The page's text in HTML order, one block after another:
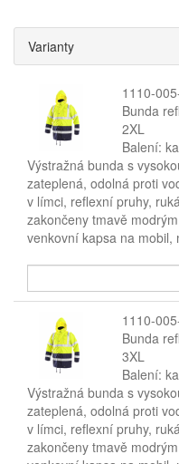
Varianty
1110-
Bunda
2XL
Balení:
Výstražná bunda s
zateplená, odolná proti
v límci, reflexní pruhy,
zakončeny tmavě
venkovní kapsa na mobil,
1110-
Bunda
3XL
Balení:
Výstražná bunda s
zateplená, odolná proti
v límci, reflexní pruhy,
zakončeny tmavě